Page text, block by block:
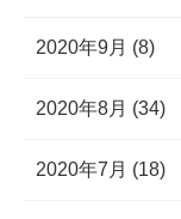
2020年9月 (8)
2020年8月 (34)
2020年7月 (18)